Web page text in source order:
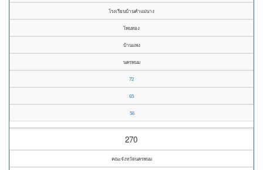
โรงเรียนบ้านคำแม่นาง
โพนทอง
บ้านแพง
นครพนม
72
65
56
270
คณะจังหวัดนครพนม